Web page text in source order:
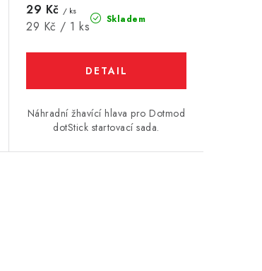
Skladem
29 Kč / ks
Měrná
29 Kč / 1 ks
Náhradní žhavící hlava pro Dotmod
dotStick startovací sada.